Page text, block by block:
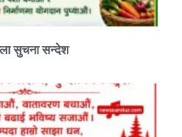
प्राविधि शिक्षालय जुम्लाको सुचना
सुचना सन्देश